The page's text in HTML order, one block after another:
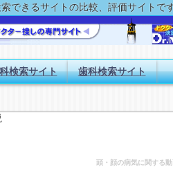
できるサイトの比較、評価サイトで
検索サイト 歯科検索サイト
頭・顔の病気に関する